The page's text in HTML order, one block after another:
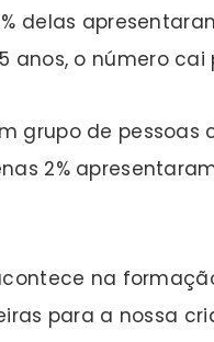
delas
anos, o número cai
grupo de pessoas
2%
na
para a nossa